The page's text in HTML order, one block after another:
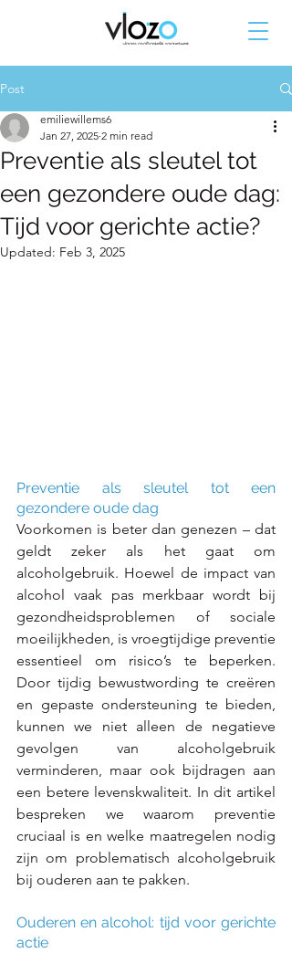
Post
Preventie als sleutel tot
een gezondere oude dag:
Tijd voor gerichte actie?
emiliewillems6
Jan 27, 2025 2 min read
Updated: Feb 3, 2025
Preventie als sleutel tot een
gezondere oude dag
Voorkomen is beter dan genezen – dat
geldt zeker als het gaat om
alcoholgebruik. Hoewel de impact van
alcohol vaak pas merkbaar wordt bij
gezondheidsproblemen of sociale
moeilijkheden, is vroegtijdige preventie
essentieel om risico’s te beperken.
Door tijdig bewustwording te creëren
en gepaste ondersteuning te bieden,
kunnen we niet alleen de negatieve
gevolgen van alcoholgebruik
verminderen, maar ook bijdragen aan
een betere levenskwaliteit. In dit artikel
bespreken we waarom preventie
cruciaal is en welke maatregelen nodig
zijn om problematisch alcoholgebruik
bij ouderen aan te pakken.
Ouderen en alcohol: tijd voor gerichte
actie